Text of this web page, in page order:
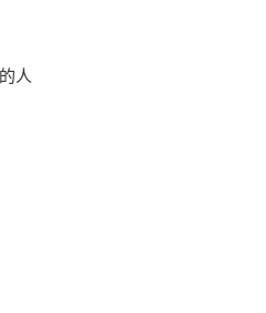
人
歌词本 作曲 : Ko
喧闹 的世界 在滴答之中渐
鸣， 可你 却不知在哪
头浓雾遮蔽， 路边 的风
草丛 的虫鸣 萦绕在耳边
记你， 雨雾中 踮起脚 想
路边 的风景 用相机悄悄